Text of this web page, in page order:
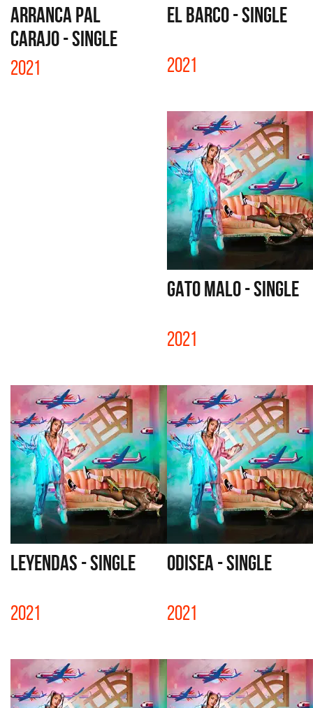
ARRANCA PAL
CARAJO - SINGLE
2021
EL BARCO - SINGLE
2021
GATO MALO - SINGLE
2021
LEYENDAS - SINGLE
2021
ODISEA - SINGLE
2021